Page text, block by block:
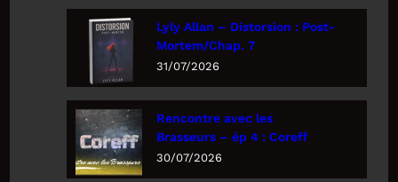
Lyly Allan – Distorsion : Post-
Mortem/Chap. 7
31/07/2026
Rencontre avec les
Brasseurs – ép 4 : Coreff
30/07/2026